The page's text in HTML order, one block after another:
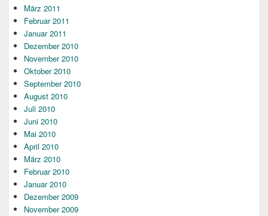
März 2011
Februar 2011
Januar 2011
Dezember 2010
November 2010
Oktober 2010
September 2010
August 2010
Juli 2010
Juni 2010
Mai 2010
April 2010
März 2010
Februar 2010
Januar 2010
Dezember 2009
November 2009